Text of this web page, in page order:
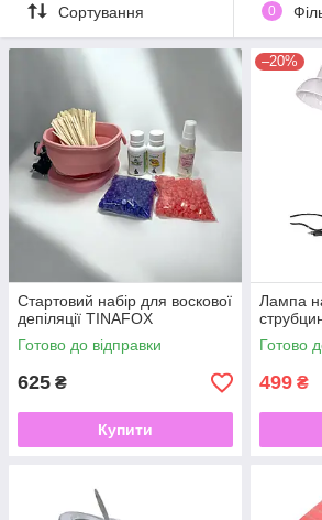
Сортування 0
Стартовий набір для воскової
депіляції TINAFOX
Готово до відправки
625 ₴
Купити
–20%
Лампа
Готово
499 ₴